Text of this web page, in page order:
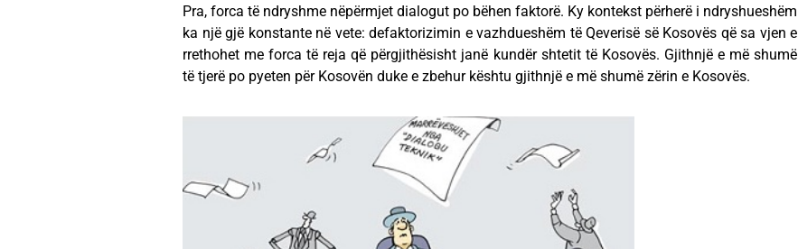
Pra, forca të ndryshme nëpërmjet dialogut po bëhen faktorë. Ky kontekst përherë i ndryshueshëm
ka një gjë konstante në vete: defaktorizimin e vazhdueshëm të Qeverisë së Kosovës që sa vjen e
rrethohet me forca të reja që përgjithësisht janë kundër shtetit të Kosovës. Gjithnjë e më shumë
të tjerë po pyeten për Kosovën duke e zbehur kështu gjithnjë e më shumë zërin e Kosovës.